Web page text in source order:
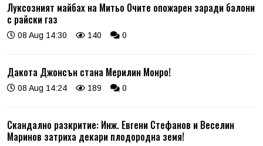
Луксозният майбах на Митьо Очите опожарен заради балони
с райски газ
08 Aug 14:30 140 0
Дакота Джонсън стана Мерилин Монро!
08 Aug 14:24 189 0
Скандално разкритие: Инж. Евгени Стефанов и Веселин
Маринов затриха декари плодородна земя!